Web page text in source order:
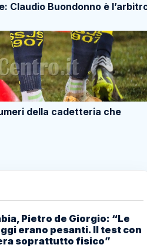
Claudio Buondonno è
della cadetteria che
Pietro de Giorgio: “Le
erano pesanti. Il test con
soprattutto fisico”